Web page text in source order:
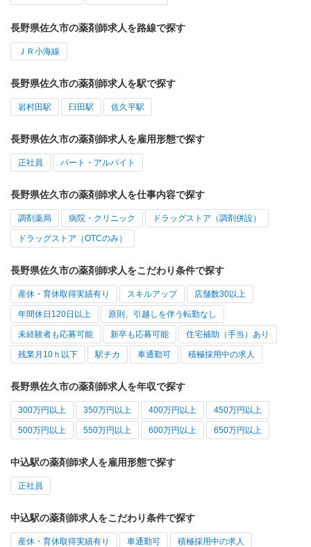
長野県佐久市の薬剤師求人を路線で探す
ＪＲ小海線
長野県佐久市の薬剤師求人を駅で探す
岩村田駅 臼田駅 佐久平駅
長野県佐久市の薬剤師求人を雇用形態で探す
正社員 パート・アルバイト
長野県佐久市の薬剤師求人を仕事内容で探す
調剤薬局 病院・クリニック ドラッグストア（調剤併設）
ドラッグストア（OTCのみ）
長野県佐久市の薬剤師求人をこだわり条件で探す
産休・育休取得実績有り スキルアップ 店舗数30以上
年間休日120日以上 原則、引越しを伴う転勤なし
未経験者も応募可能 新卒も応募可能 住宅補助（手当）あり
残業月10ｈ以下 駅チカ 車通勤可 積極採用中の求人
長野県佐久市の薬剤師求人を年収で探す
300万円以上 350万円以上 400万円以上 450万円以上
500万円以上 550万円以上 600万円以上 650万円以上
中込駅の薬剤師求人を雇用形態で探す
正社員
中込駅の薬剤師求人をこだわり条件で探す
産休・育休取得実績有り 車通勤可 積極採用中の求人